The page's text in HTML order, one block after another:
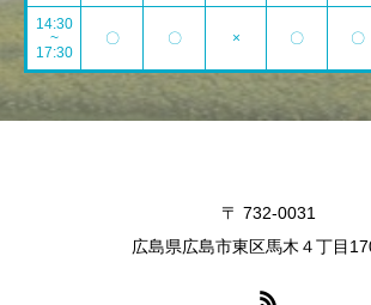
14:30
~
17:30
〇 〇 × 〇 〇
〒 732-0031
広島県広島市東区馬木４丁目